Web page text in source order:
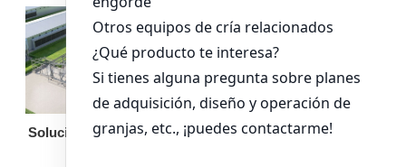
Solución llave en mano Otro equipo